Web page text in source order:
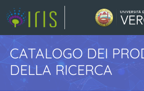
CATALOGO DEI
DELLA RICERCA